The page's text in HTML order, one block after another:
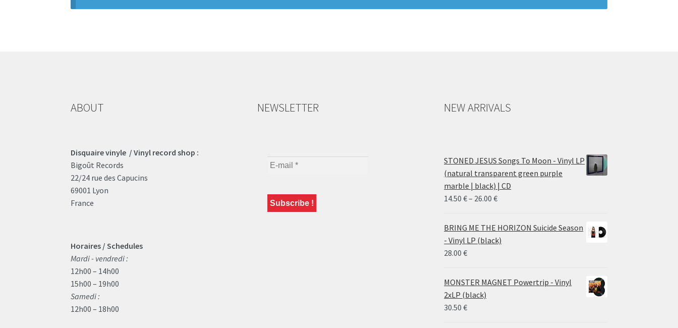
ABOUT
Disquaire vinyle / Vinyl record shop :
Bigoût Records
22/24 rue des Capucins
69001 Lyon
France
Horaires / Schedules
Mardi - vendredi :
12h00 – 14h00
15h00 – 19h00
Samedi :
12h00 – 18h00
NEWSLETTER NEW ARRIVALS
STONED JESUS Songs To Moon - Vinyl LP
(natural transparent green purple
marble | black) | CD
14.50€– 26.00€Price
14.50 €
through
BRING ME THE HORIZON Suicide Season
- Vinyl LP (black)
28.00€
MONSTER MAGNET Powertrip - Vinyl
2xLP (black)
30.50€